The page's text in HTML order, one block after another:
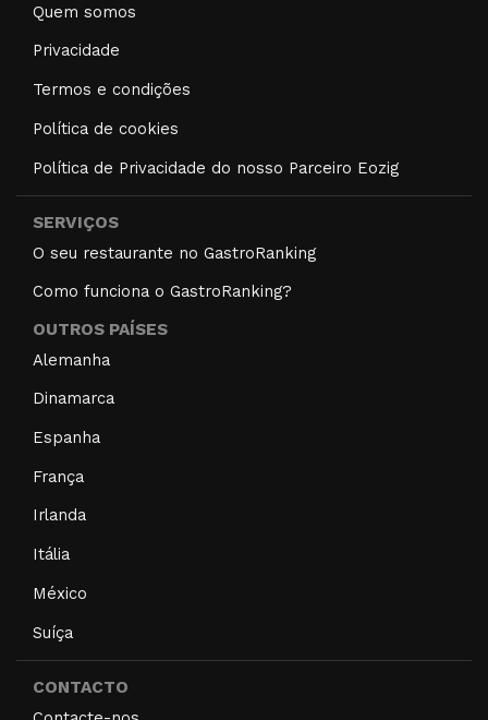
Quem somos
Privacidade
Termos e condições
Política de cookies
Política de Privacidade do nosso Parceiro Eozig
SERVIÇOS
O seu restaurante no GastroRanking
Como funciona o GastroRanking?
OUTROS PAÍSES
Alemanha
Dinamarca
Espanha
França
Irlanda
Itália
México
Suíça
CONTACTO